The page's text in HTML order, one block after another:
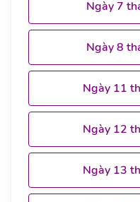
Ngày 7
Ngày 8
Ngày 11
Ngày 12
Ngày 13